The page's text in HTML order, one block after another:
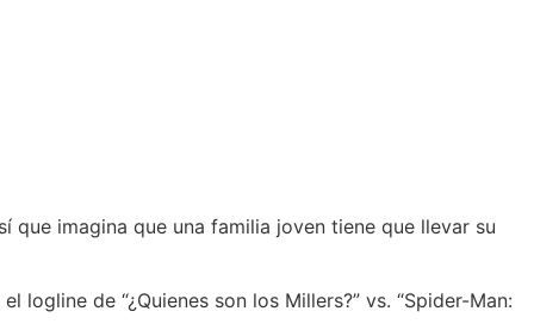
que imagina que una familia joven tiene que llevar su
de “¿Quienes son los Millers?” vs. “Spider-Man: